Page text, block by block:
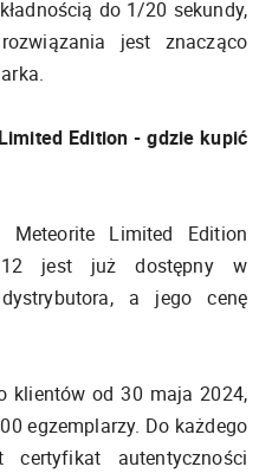
do 1/20 sekundy,
jest znacząco
Edition - gdzie kupić
Limited Edition
jest już dostępny w
a jego cenę
klientów od 30 maja 2024,
egzemplarzy. Do każdego
autentyczności